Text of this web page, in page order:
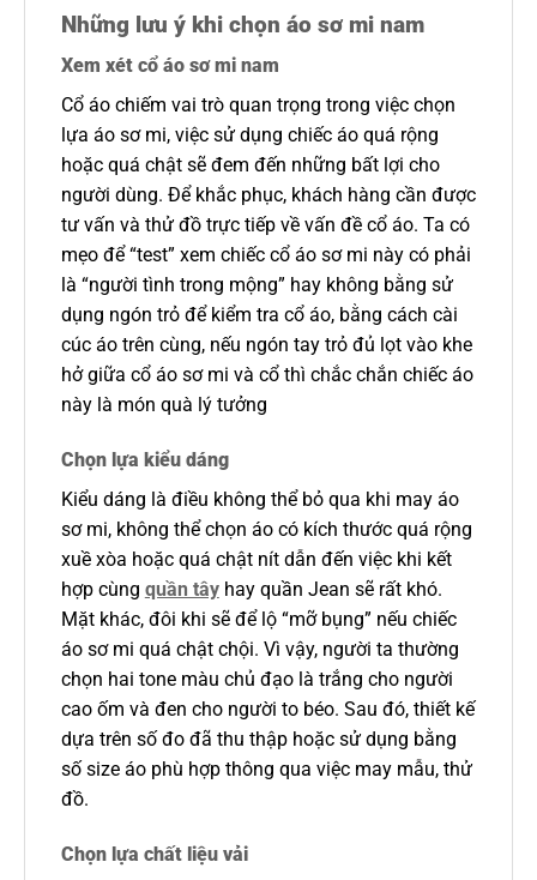
Những lưu ý khi chọn áo sơ mi nam
Xem xét cổ áo sơ mi nam
Cổ áo chiếm vai trò quan trọng trong việc chọn
lựa áo sơ mi, việc sử dụng chiếc áo quá rộng
hoặc quá chật sẽ đem đến những bất lợi cho
người dùng. Để khắc phục, khách hàng cần được
tư vấn và thử đồ trực tiếp về vấn đề cổ áo. Ta có
mẹo để “test” xem chiếc cổ áo sơ mi này có phải
là “người tình trong mộng” hay không bằng sử
dụng ngón trỏ để kiểm tra cổ áo, bằng cách cài
cúc áo trên cùng, nếu ngón tay trỏ đủ lọt vào khe
hở giữa cổ áo sơ mi và cổ thì chắc chắn chiếc áo
này là món quà lý tưởng
Chọn lựa kiểu dáng
Kiểu dáng là điều không thể bỏ qua khi may áo
sơ mi, không thể chọn áo có kích thước quá rộng
xuề xòa hoặc quá chật nít dẫn đến việc khi kết
hợp cùng quần tâyhay quần Jean sẽ rất khó.
Mặt khác, đôi khi sẽ để lộ “mỡ bụng” nếu chiếc
áo sơ mi quá chật chội. Vì vậy, người ta thường
chọn hai tone màu chủ đạo là trắng cho người
cao ốm và đen cho người to béo. Sau đó, thiết kế
dựa trên số đo đã thu thập hoặc sử dụng bằng
số size áo phù hợp thông qua việc may mẫu, thử
đồ.
Chọn lựa chất liệu vải